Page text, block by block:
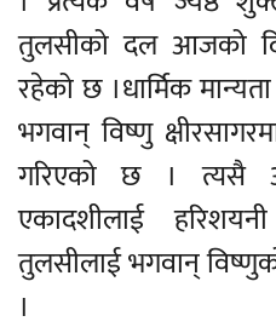
तुलसीको दल आजको
रहेको छ ।धार्मिक
भगवान् विष्णु
गरिएको छ । त्यसै
एकादशीलाई
तुलसीलाई भगवान्
।